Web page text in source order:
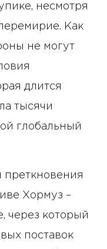
несмотря
Как
не могут
длится
тысячи
глобальный
преткновения
Хормуз –
через который
поставок